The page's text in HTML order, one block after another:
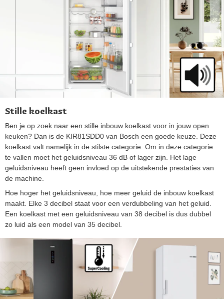
Stille koelkast
Ben je op zoek naar een stille inbouw koelkast voor in jouw open
keuken? Dan is de KIR81SDD0 van Bosch een goede keuze. Deze
koelkast valt namelijk in de stilste categorie. Om in deze categorie
te vallen moet het geluidsniveau 36 dB of lager zijn. Het lage
geluidsniveau heeft geen invloed op de uitstekende prestaties van
de machine.
Hoe hoger het geluidsniveau, hoe meer geluid de inbouw koelkast
maakt. Elke 3 decibel staat voor een verdubbeling van het geluid.
Een koelkast met een geluidsniveau van 38 decibel is dus dubbel
zo luid als een model van 35 decibel.